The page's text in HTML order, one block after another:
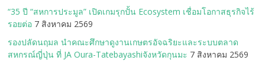
“35 ปี “สหการประมูล” เปิดเกมรุกปั้น Ecosystem เชื่อมโอกาสธุรกิจไร้
รอยต่อ 7 สิงหาคม 2569
รองปลัดนฤมล นำคณะศึกษาดูงานเกษตรอัจฉริยะและระบบตลาด
สหกรณ์ญี่ปุ่น ที่ JA Oura-Tatebayashiจังหวัดกุนมะ 7 สิงหาคม 2569